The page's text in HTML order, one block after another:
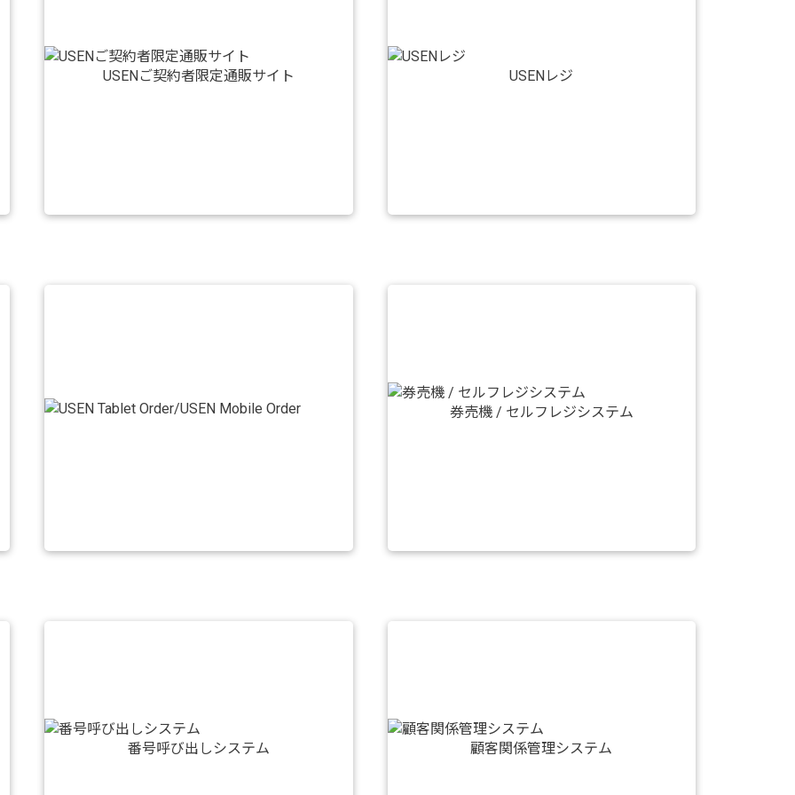
USENご契約者限定通販サイト USENレジ
券売機 / セルフレジシステム
番号呼び出しシステム 顧客関係管理システム